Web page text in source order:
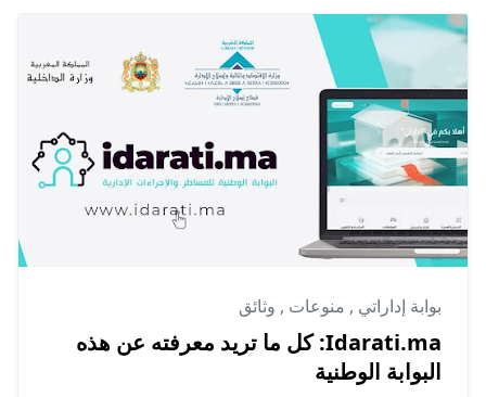
بوابة إداراتي , منوعات , وثائق
Idarati.ma: كل ما تريد معرفته عن هذه
البوابة الوطنية